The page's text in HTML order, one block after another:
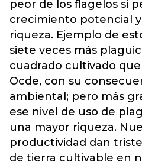
peor de los flagelos si
crecimiento potencial
riqueza. Ejemplo de
siete veces más
cuadrado cultivado
Ocde, con su
ambiental; pero más
ese nivel de uso de
una mayor riqueza.
productividad dan
de tierra cultivable en